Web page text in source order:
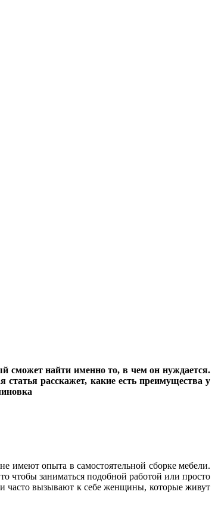
сможет найти именно то, в чем он нуждается.
статья расскажет, какие есть преимущества у
имеют опыта в самостоятельной сборке мебели.
чтобы заниматься подобной работой или просто
часто вызывают к себе женщины, которые живут